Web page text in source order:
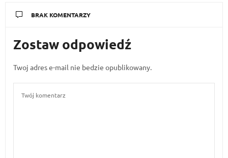
BRAK KOMENTARZY
Zostaw odpowiedź
Twoj adres e-mail nie bedzie opublikowany.